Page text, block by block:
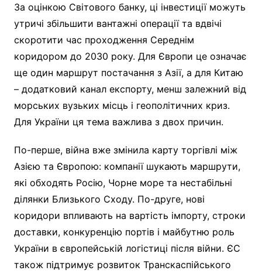
За оцінкою Світового банку, ці інвестиції можуть
утричі збільшити вантажні операції та вдвічі
скоротити час проходження Середнім
коридором до 2030 року. Для Європи це означає
ще один маршрут постачання з Азії, а для Китаю
– додатковий канал експорту, менш залежний від
морських вузьких місць і геополітичних криз.
Для України ця тема важлива з двох причин.
По-перше, війна вже змінила карту торгівлі між
Азією та Європою: компанії шукають маршрути,
які обходять Росію, Чорне море та нестабільні
ділянки Близького Сходу. По-друге, нові
коридори впливають на вартість імпорту, строки
доставки, конкуренцію портів і майбутню роль
України в європейській логістиці після війни. ЄС
також підтримує розвиток Транскаспійського